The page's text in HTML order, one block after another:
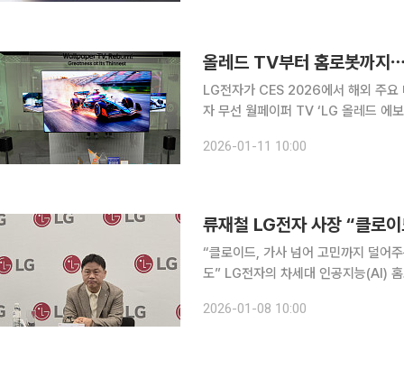
올레드 TV부터 홈로봇까
LG전자가 CES 2026에서 해외 주요 매
자 무선 월페이퍼 TV ‘LG 올레드 에
많은 TV를 봤지만, LG 올레드 에
2026-01-11 10:00
“클로이드, 가사 넘어 고민까지 덜어
도” LG전자의 차세대 인공지능(AI) 홈로봇 ‘LG 클로이드’가 내년부터 본격적으로 상용화를 위한
줄여주는 완벽한 ‘제로 레이버 홈’ 솔
2026-01-08 10:00